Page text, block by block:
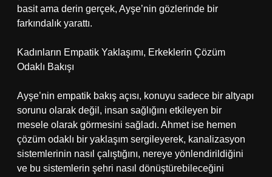
basit ama derin gerçek, Ayşe’nin gözlerinde bir
farkındalık yarattı.
Kadınların Empatik Yaklaşımı, Erkeklerin Çözüm
Odaklı Bakışı
Ayşe’nin empatik bakış açısı, konuyu sadece bir altyapı
sorunu olarak değil, insan sağlığını etkileyen bir
mesele olarak görmesini sağladı. Ahmet ise hemen
çözüm odaklı bir yaklaşım sergileyerek, kanalizasyon
sistemlerinin nasıl çalıştığını, nereye yönlendirildiğini
ve bu sistemlerin şehri nasıl dönüştürebileceğini